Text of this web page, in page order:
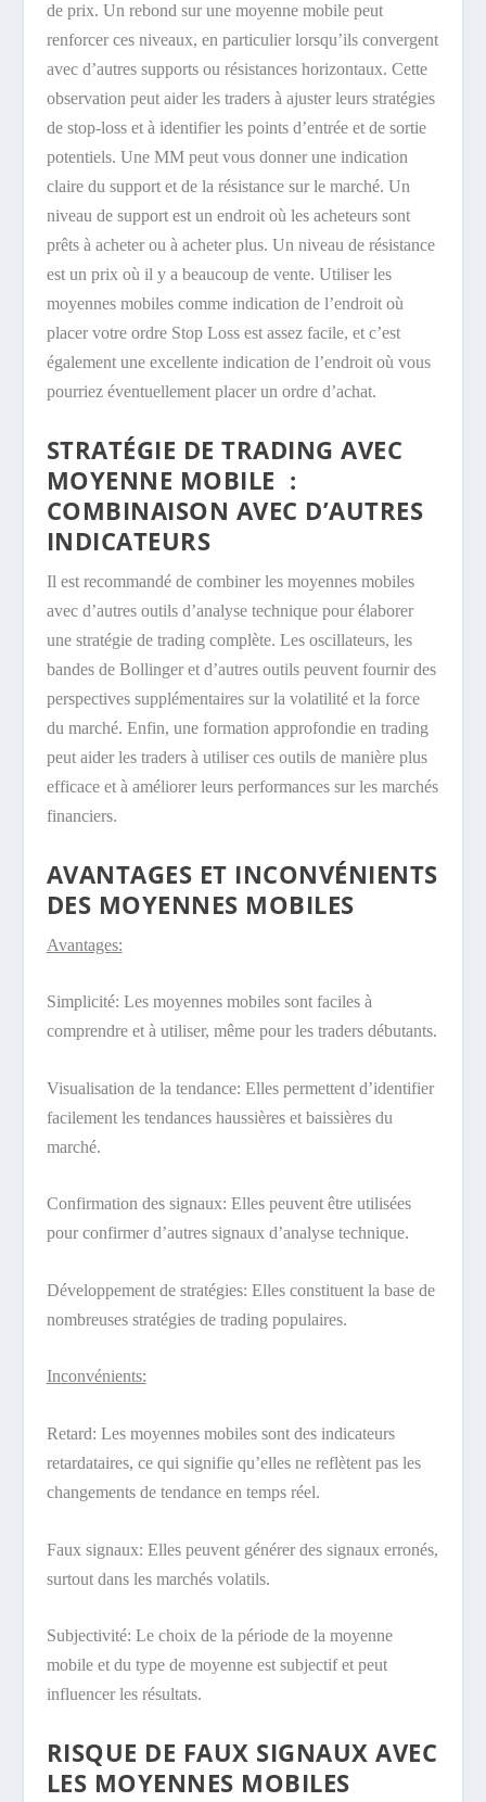
de prix. Un rebond sur une moyenne mobile peut
renforcer ces niveaux, en particulier lorsqu’ils convergent
avec d’autres supports ou résistances horizontaux. Cette
observation peut aider les traders à ajuster leurs stratégies
de stop-loss et à identifier les points d’entrée et de sortie
potentiels. Une MM peut vous donner une indication
claire du support et de la résistance sur le marché. Un
niveau de support est un endroit où les acheteurs sont
prêts à acheter ou à acheter plus. Un niveau de résistance
est un prix où il y a beaucoup de vente. Utiliser les
moyennes mobiles comme indication de l’endroit où
placer votre ordre Stop Loss est assez facile, et c’est
également une excellente indication de l’endroit où vous
pourriez éventuellement placer un ordre d’achat.
STRATÉGIE DE TRADING AVEC
MOYENNE MOBILE :
COMBINAISON AVEC D’AUTRES
INDICATEURS
Il est recommandé de combiner les moyennes mobiles
avec d’autres outils d’analyse technique pour élaborer
une stratégie de trading complète. Les oscillateurs, les
bandes de Bollinger et d’autres outils peuvent fournir des
perspectives supplémentaires sur la volatilité et la force
du marché. Enfin, une formation approfondie en trading
peut aider les traders à utiliser ces outils de manière plus
efficace et à améliorer leurs performances sur les marchés
financiers.
AVANTAGES ET INCONVÉNIENTS
DES MOYENNES MOBILES
Avantages:
Simplicité: Les moyennes mobiles sont faciles à
comprendre et à utiliser, même pour les traders débutants.
Visualisation de la tendance: Elles permettent d’identifier
facilement les tendances haussières et baissières du
marché.
Confirmation des signaux: Elles peuvent être utilisées
pour confirmer d’autres signaux d’analyse technique.
Développement de stratégies: Elles constituent la base de
nombreuses stratégies de trading populaires.
Inconvénients:
Retard: Les moyennes mobiles sont des indicateurs
retardataires, ce qui signifie qu’elles ne reflètent pas les
changements de tendance en temps réel.
Faux signaux: Elles peuvent générer des signaux erronés,
surtout dans les marchés volatils.
Subjectivité: Le choix de la période de la moyenne
mobile et du type de moyenne est subjectif et peut
influencer les résultats.
RISQUE DE FAUX SIGNAUX AVEC
LES MOYENNES MOBILES